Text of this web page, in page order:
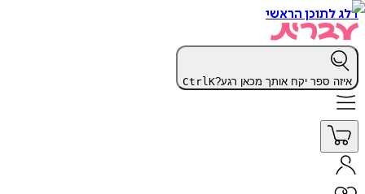
דלג לתוכן הראשי
איזה ספר יקח אותך מכאן רגע? CtrlK